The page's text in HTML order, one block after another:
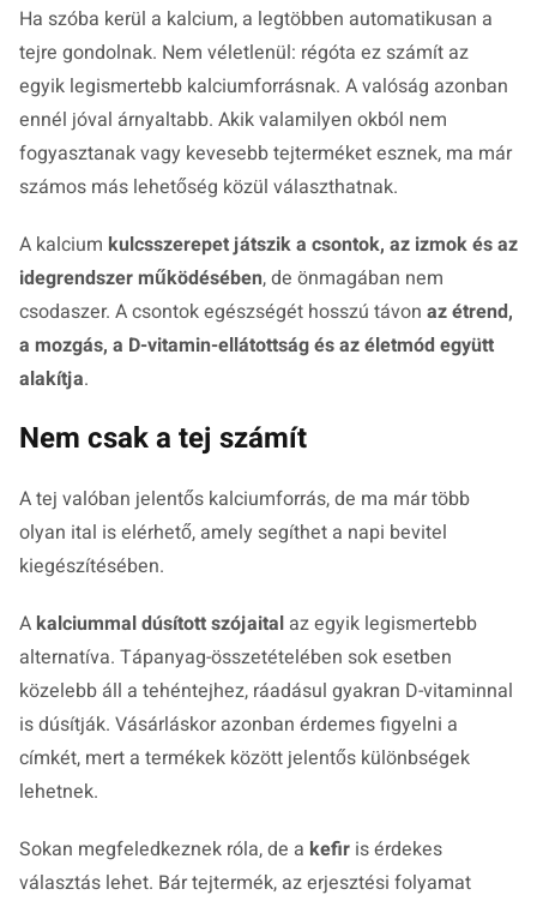
Ha szóba kerül a kalcium, a legtöbben automatikusan a
tejre gondolnak. Nem véletlenül: régóta ez számít az
egyik legismertebb kalciumforrásnak. A valóság azonban
ennél jóval árnyaltabb. Akik valamilyen okból nem
fogyasztanak vagy kevesebb tejterméket esznek, ma már
számos más lehetőség közül választhatnak.
A kalcium kulcsszerepet játszik a csontok, az izmok és az
idegrendszer működésében, de önmagában nem
csodaszer. A csontok egészségét hosszú távon az étrend,
a mozgás, a D-vitamin-ellátottság és az életmód együtt
alakítja.
Nem csak a tej számít
A tej valóban jelentős kalciumforrás, de ma már több
olyan ital is elérhető, amely segíthet a napi bevitel
kiegészítésében.
A kalciummal dúsított szójaital az egyik legismertebb
alternatíva. Tápanyag-összetételében sok esetben
közelebb áll a tehéntejhez, ráadásul gyakran D-vitaminnal
is dúsítják. Vásárláskor azonban érdemes figyelni a
címkét, mert a termékek között jelentős különbségek
lehetnek.
Sokan megfeledkeznek róla, de a kefir is érdekes
választás lehet. Bár tejtermék, az erjesztési folyamat